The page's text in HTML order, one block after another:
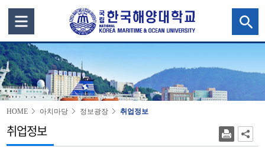
HOME 아치마당 정보광장 취업정보
취업정보